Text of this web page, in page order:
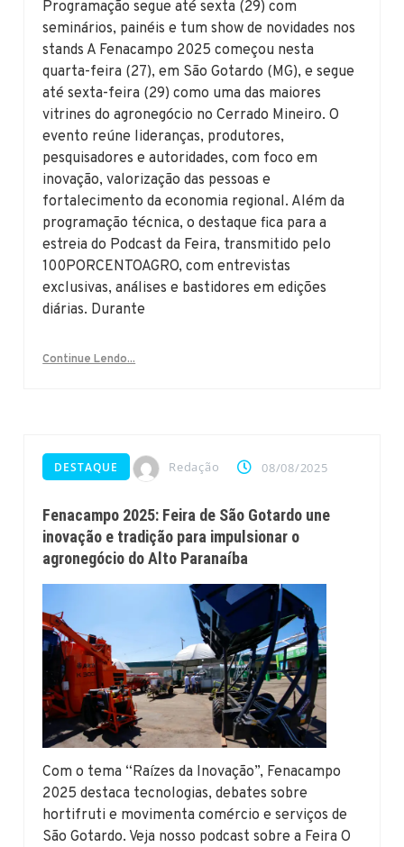
Programação segue até sexta (29) com
seminários, painéis e tum show de novidades nos
stands A Fenacampo 2025 começou nesta
quarta-feira (27), em São Gotardo (MG), e segue
até sexta-feira (29) como uma das maiores
vitrines do agronegócio no Cerrado Mineiro. O
evento reúne lideranças, produtores,
pesquisadores e autoridades, com foco em
inovação, valorização das pessoas e
fortalecimento da economia regional. Além da
programação técnica, o destaque fica para a
estreia do Podcast da Feira, transmitido pelo
100PORCENTOAGRO, com entrevistas
exclusivas, análises e bastidores em edições
diárias. Durante
Continue Lendo...
DESTAQUE Redação 08/08/2025
Fenacampo 2025: Feira de São Gotardo une
inovação e tradição para impulsionar o
agronegócio do Alto Paranaíba
Com o tema “Raízes da Inovação”, Fenacampo
2025 destaca tecnologias, debates sobre
hortifruti e movimenta comércio e serviços de
São Gotardo. Veja nosso podcast sobre a Feira O